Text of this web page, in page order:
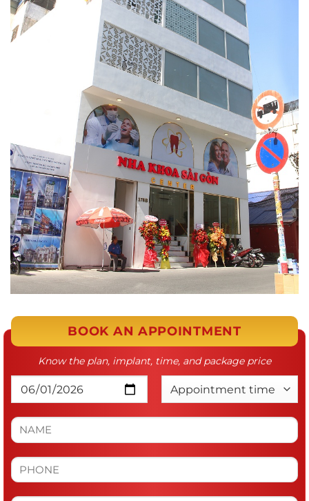
BOOK AN APPOINTMENT
Know the plan, implant, time, and package price